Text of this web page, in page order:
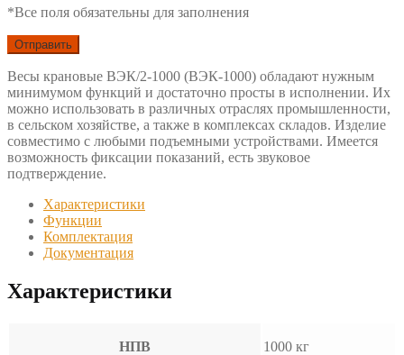
*Все поля обязательны для заполнения
Весы крановые ВЭК/2-1000 (ВЭК-1000) обладают нужным
минимумом функций и достаточно просты в исполнении. Их
можно использовать в различных отраслях промышленности,
в сельском хозяйстве, а также в комплексах складов. Изделие
совместимо с любыми подъемными устройствами. Имеется
возможность фиксации показаний, есть звуковое
подтверждение.
Характеристики
Функции
Комплектация
Документация
Характеристики
НПВ 1000 кг